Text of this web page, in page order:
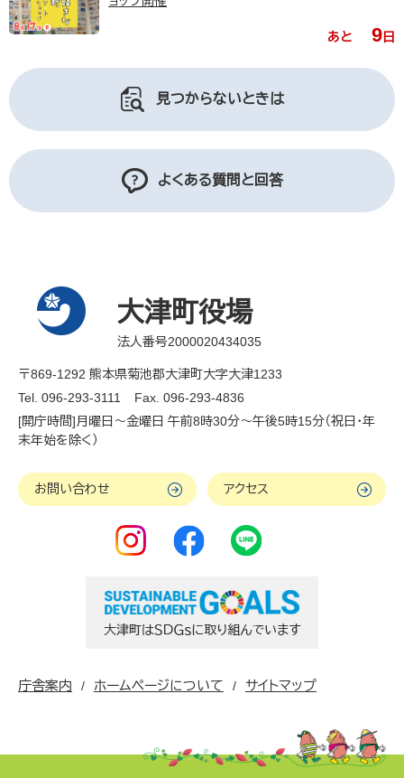
あと 9日
見つからないときは
よくある質問と回答
大津町役場
法人番号2000020434035
〒869-1292 熊本県菊池郡大津町大字大津1233
Tel. 096-293-3111
Fax. 096-293-4836
[開庁時間]月曜日～金曜日 午前8時30分～午後5時15分（祝日・年
末年始を除く）
お問い合わせ アクセス
庁舎案内 ホームページについて サイトマップ